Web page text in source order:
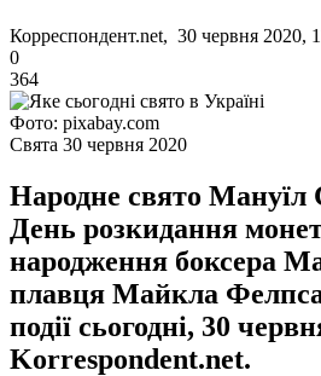
Корреспондент.net, 30 червня 2020,
0
364
Фото: pixabay.com
Свята 30 червня 2020
Народне свято Мануїл
День розкидання
народження боксера
плавця Майкла Фелпса
події сьогодні, 30
Korrespondent.net.